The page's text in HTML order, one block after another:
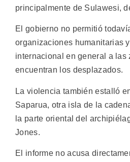
principalmente de Sulawesi,
El gobierno no permitió
organizaciones humanitarias
internacional en general a las
encuentran los desplazados.
La violencia también estalló
Saparua, otra isla de la
la parte oriental del
Jones.
El informe no acusa